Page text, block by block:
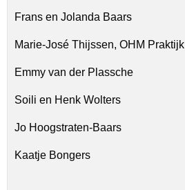
Frans en Jolanda Baars
Marie-José Thijssen, OHM Praktijk
Emmy van der Plassche
Soili en Henk Wolters
Jo Hoogstraten-Baars
Kaatje Bongers